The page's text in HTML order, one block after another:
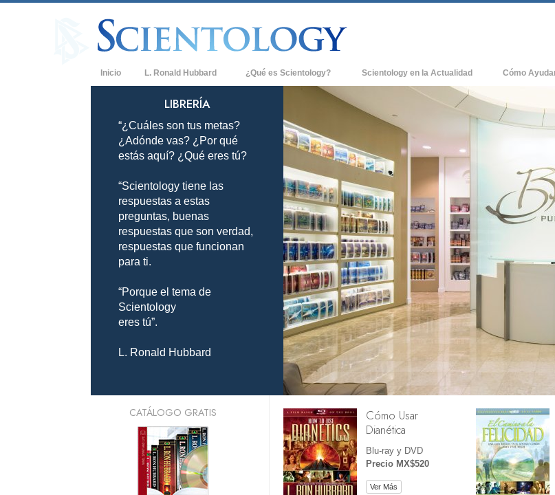
Inicio L. Ronald Hubbard ¿Qué es Scientology?
Credos y Códigos de Scientology
Qué dicen los Scientologists acerca de
Scientology
Conoce a un Scientologist
Dentro de una Iglesia
Los Principios Básicos de Scientology
Una Introducción a Dianética
Amor y Odio: ¿Qué es Grandeza?
Scientology en la Actualidad
Nuevas Iglesias de Scientology
Organizaciones Avanzadas
Base en Tierra de Flag
Freewinds
Llevando Scientology al Mundo
David Miscavige - Líder Eclesiástico de
Scientology
Cómo
LIBRERÍA
“¿Cuáles son tus metas?
¿Adónde vas? ¿Por qué
estás aquí? ¿Qué eres tú?
“Scientology tiene las
respuestas a estas
preguntas, buenas
respuestas que son verdad,
respuestas que funcionan
para ti.
“Porque el tema de
Scientology
eres tú”.
L. Ronald Hubbard
Cómo Usar
Dianética
Blu-ray y DVD
Precio MX$520
Ver Más
CATÁLOGO GRATIS